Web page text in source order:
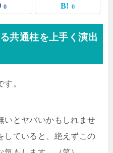
0 0
共通柱を上手く演出
。
いとヤバいかもしれませ
していると、絶えずこの